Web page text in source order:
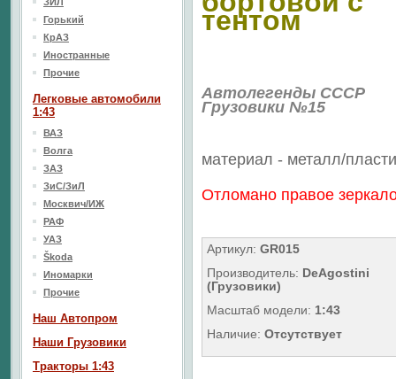
тентом
Автолегенды СССР
Грузовики №15
материал - металл/
Отломано правое
Артикул: GR015
Производитель: DeAgostini
(Грузовики)
Масштаб модели: 1:43
Наличие: Отсутствует
Горький
КрАЗ
Иностранные
Прочие
Легковые автомобили
1:43
ВАЗ
Волга
ЗАЗ
ЗиС/ЗиЛ
Москвич/ИЖ
РАФ
УАЗ
Škoda
Иномарки
Прочие
Наш Aвтопром
Наши Грузовики
Тракторы 1:43